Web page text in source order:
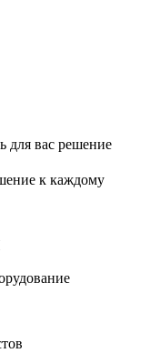
для вас решение
к каждому